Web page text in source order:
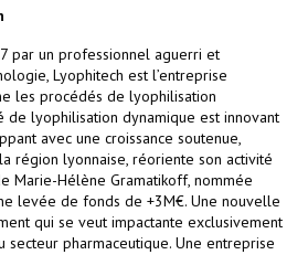
par un professionnel aguerri et
Lyophitech est l’entreprise
les procédés de lyophilisation
de lyophilisation dynamique est innovant
avec une croissance soutenue,
région lyonnaise, réoriente son activité
Marie-Hélène Gramatikoff, nommée
levée de fonds de +3M€. Une nouvelle
qui se veut impactante exclusivement
secteur pharmaceutique. Une entreprise